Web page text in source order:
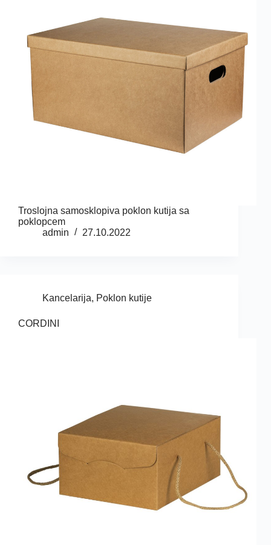
Troslojna samosklopiva poklon kutija sa
poklopcem
admin
27.10.2022
Kancelarija, Poklon kutije
CORDINI